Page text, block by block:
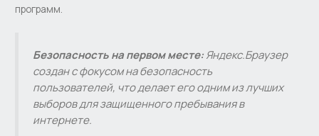
программ.
Безопасность на первом месте:Яндекс.Браузер
создан с фокусом на безопасность
пользователей, что делает его одним из лучших
выборов для защищенного пребывания в
интернете.